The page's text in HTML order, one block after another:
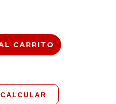
CALCULAR